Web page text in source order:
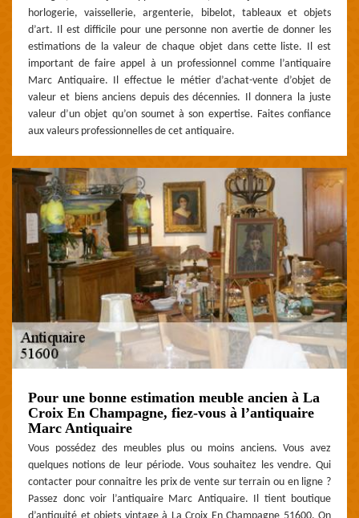
horlogerie, vaissellerie, argenterie, bibelot, tableaux et objets
d’art. Il est difficile pour une personne non avertie de donner les
estimations de la valeur de chaque objet dans cette liste. Il est
important de faire appel à un professionnel comme l’antiquaire
Marc Antiquaire. Il effectue le métier d’achat-vente d’objet de
valeur et biens anciens depuis des décennies. Il donnera la juste
valeur d’un objet qu’on soumet à son expertise. Faites confiance
aux valeurs professionnelles de cet antiquaire.
Pour une bonne estimation meuble ancien à La
Croix En Champagne, fiez-vous à l’antiquaire
Marc Antiquaire
Vous possédez des meubles plus ou moins anciens. Vous avez
quelques notions de leur période. Vous souhaitez les vendre. Qui
contacter pour connaitre les prix de vente sur terrain ou en ligne ?
Passez donc voir l’antiquaire Marc Antiquaire. Il tient boutique
d’antiquité et objets vintage à La Croix En Champagne 51600. On